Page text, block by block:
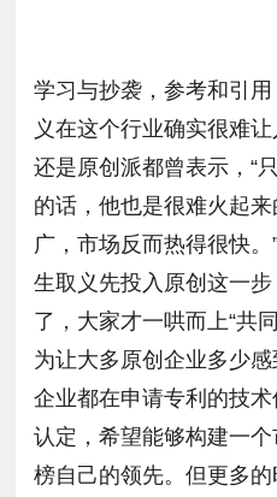
学习与抄袭，参考和引
义在这个行业确实很难
还是原创派都曾表示，“
的话，他也是很难火起
广，市场反而热得很快
生取义先投入原创这一
了，大家才一哄而上“共
为让大多原创企业多少
企业都在申请专利的技
认定，希望能够构建一
榜自己的领先。但更多